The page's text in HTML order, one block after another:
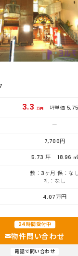
3.3 万円 坪単価
ー
7,700円
5.73 坪 18.96 ㎡
敷：3ヶ月 保：な
礼：なし
4.07万円
24時間受付中
物件問い合わせ
電話で問い合わせ